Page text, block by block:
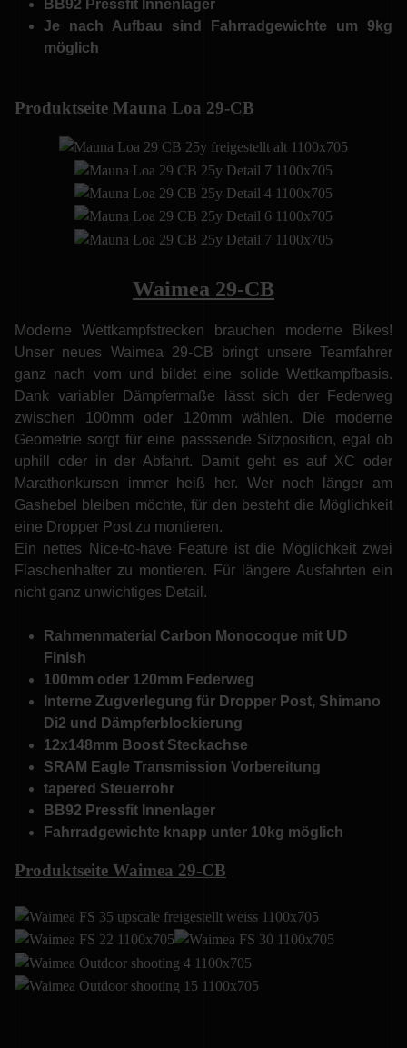
BB92 Pressfit Innenlager
Je nach Aufbau sind Fahrradgewichte um 9kg
möglich
Produktseite Mauna Loa 29-CB
Waimea 29-CB
Moderne Wettkampfstrecken brauchen moderne Bikes!
Unser neues Waimea 29-CB bringt unsere Teamfahrer
ganz nach vorn und bildet eine solide Wettkampfbasis.
Dank variabler Dämpfermaße lässt sich der Federweg
zwischen 100mm oder 120mm wählen. Die moderne
Geometrie sorgt für eine passsende Sitzposition, egal ob
uphill oder in der Abfahrt. Damit geht es auf XC oder
Marathonkursen immer heiß her. Wer noch länger am
Gashebel bleiben möchte, für den besteht die Möglichkeit
eine Dropper Post zu montieren.
Ein nettes Nice-to-have Feature ist die Möglichkeit zwei
Flaschenhalter zu montieren. Für längere Ausfahrten ein
nicht ganz unwichtiges Detail.
Rahmenmaterial Carbon Monocoque mit UD
Finish
100mm oder 120mm Federweg
Interne Zugverlegung für Dropper Post, Shimano
Di2 und Dämpferblockierung
12x148mm Boost Steckachse
SRAM Eagle Transmission Vorbereitung
tapered Steuerrohr
BB92 Pressfit Innenlager
Fahrradgewichte knapp unter 10kg möglich
Produktseite Waimea 29-CB